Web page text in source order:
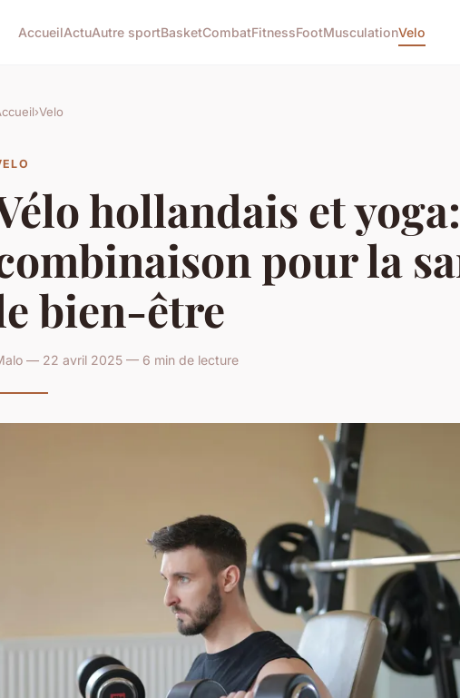
AccueilActuAutre sportBasketCombatFitnessFootMusculationVelo
›Velo
hollandais et
pour la
bien-être
— 22 avril 2025 — 6 min de lecture